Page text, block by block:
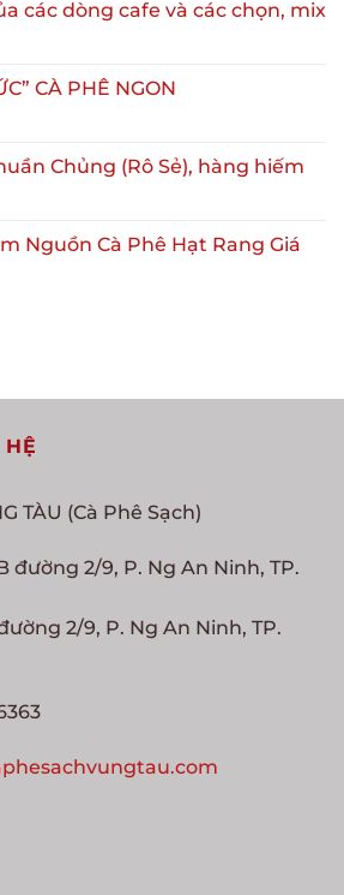
các dòng cafe và các chọn, mix
CÀ PHÊ NGON
Chủng (Rô Sẻ), hàng hiếm
Nguồn Cà Phê Hạt Rang Giá
TÀU (Cà Phê Sạch)
đường 2/9, P. Ng An Ninh, TP.
2/9, P. Ng An Ninh, TP.